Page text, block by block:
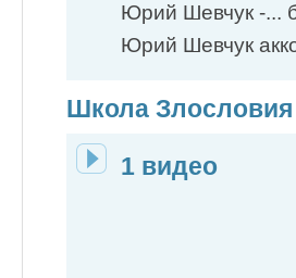
Юрий Шевчук -...
Юрий Шевчук
Школа
1 видео